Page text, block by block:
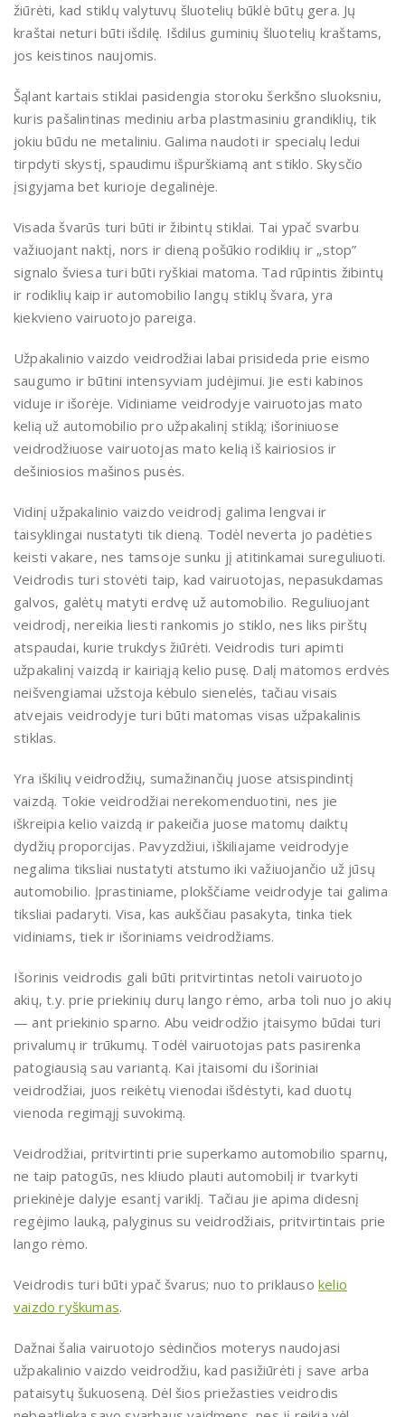
žiūrėti, kad stiklų valytuvų šluotelių būklė būtų gera. Jų
kraštai neturi būti išdilę. Išdilus guminių šluotelių kraštams,
jos keistinos naujomis.
Šąlant kartais stiklai pasidengia storoku šerkšno sluoksniu,
kuris pašalintinas mediniu arba plastmasiniu grandiklių, tik
jokiu būdu ne metaliniu. Galima naudoti ir specialų ledui
tirpdyti skystį, spaudimu išpurškiamą ant stiklo. Skysčio
įsigyjama bet kurioje degalinėje.
Visada švarūs turi būti ir žibintų stiklai. Tai ypač svarbu
važiuojant naktį, nors ir dieną pošūkio rodiklių ir „stop”
signalo šviesa turi būti ryškiai matoma. Tad rūpintis žibintų
ir rodiklių kaip ir automobilio langų stiklų švara, yra
kiekvieno vairuotojo pareiga.
Užpakalinio vaizdo veidrodžiai labai prisideda prie eismo
saugumo ir būtini intensyviam judėjimui. Jie esti kabinos
viduje ir išorėje. Vidiniame veidrodyje vairuotojas mato
kelią už automobilio pro užpakalinį stiklą; išoriniuose
veidrodžiuose vairuotojas mato kelią iš kairiosios ir
dešiniosios mašinos pusės.
Vidinį užpakalinio vaizdo veidrodį galima lengvai ir
taisyklingai nustatyti tik dieną. Todėl neverta jo padėties
keisti vakare, nes tamsoje sunku jį atitinkamai sureguliuoti.
Veidrodis turi stovėti taip, kad vairuotojas, nepasukdamas
galvos, galėtų matyti erdvę už automobilio. Reguliuojant
veidrodį, nereikia liesti rankomis jo stiklo, nes liks pirštų
atspaudai, kurie trukdys žiūrėti. Veidrodis turi apimti
užpakalinį vaizdą ir kairiąją kelio pusę. Dalį matomos erdvės
neišvengiamai užstoja kėbulo sienelės, tačiau visais
atvejais veidrodyje turi būti matomas visas užpakalinis
stiklas.
Yra iškilių veidrodžių, sumažinančių juose atsispindintį
vaizdą. Tokie veidrodžiai nerekomenduotini, nes jie
iškreipia kelio vaizdą ir pakeičia juose matomų daiktų
dydžių proporcijas. Pavyzdžiui, iškiliajame veidrodyje
negalima tiksliai nustatyti atstumo iki važiuojančio už jūsų
automobilio. Įprastiniame, plokščiame veidrodyje tai galima
tiksliai padaryti. Visa, kas aukščiau pasakyta, tinka tiek
vidiniams, tiek ir išoriniams veidrodžiams.
Išorinis veidrodis gali būti pritvirtintas netoli vairuotojo
akių, t.y. prie priekinių durų lango rėmo, arba toli nuo jo akių
— ant priekinio sparno. Abu veidrodžio įtaisymo būdai turi
privalumų ir trūkumų. Todėl vairuotojas pats pasirenka
patogiausią sau variantą. Kai įtaisomi du išoriniai
veidrodžiai, juos reikėtų vienodai išdėstyti, kad duotų
vienoda regimąjį suvokimą.
Veidrodžiai, pritvirtinti prie superkamo automobilio sparnų,
ne taip patogūs, nes kliudo plauti automobilį ir tvarkyti
priekinėje dalyje esantį variklį. Tačiau jie apima didesnį
regėjimo lauką, palyginus su veidrodžiais, pritvirtintais prie
lango rėmo.
Veidrodis turi būti ypač švarus; nuo to priklauso kelio
vaizdo ryškumas.
Dažnai šalia vairuotojo sėdinčios moterys naudojasi
užpakalinio vaizdo veidrodžiu, kad pasižiūrėti į save arba
pataisytų šukuoseną. Dėl šios priežasties veidrodis